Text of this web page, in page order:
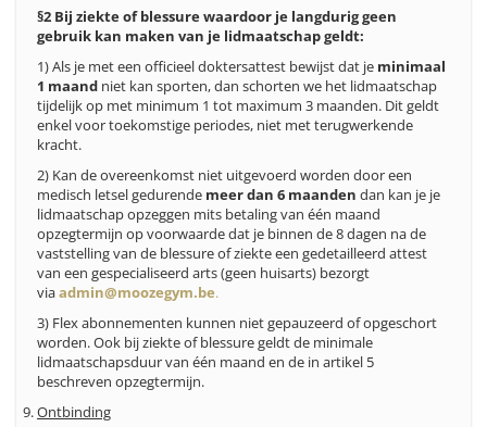
§2 Bij ziekte of blessure waardoor je langdurig geen
gebruik kan maken van je lidmaatschap geldt:
1)Als je met een officieel doktersattest bewijst dat je minimaal
1 maand niet kan sporten, dan schorten we het lidmaatschap
tijdelijk op met minimum 1 tot maximum 3 maanden. Dit geldt
enkel voor toekomstige periodes, niet met terugwerkende
kracht.
2) Kan de overeenkomst niet uitgevoerd worden door een
medisch letsel gedurende meer dan 6 maanden dan kan je je
lidmaatschap opzeggen mits betaling van één maand
opzegtermijn op voorwaarde dat je binnen de 8 dagen na de
vaststelling van de blessure of ziekte een gedetailleerd attest
van een gespecialiseerd arts (geen huisarts) bezorgt
viaadmin@moozegym.be.
3) Flex abonnementen kunnen niet gepauzeerd of opgeschort
worden. Ook bij ziekte of blessure geldt de minimale
lidmaatschapsduur van één maand en de in artikel 5
beschreven opzegtermijn.
Ontbinding